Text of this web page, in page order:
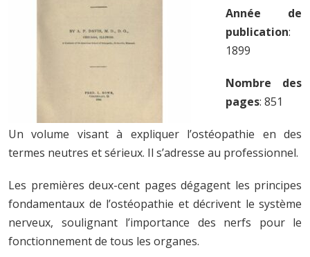
Année de
publication:
1899
Nombre des
pages: 851
Un volume visant à expliquer l’ostéopathie en des
termes neutres et sérieux. Il s’adresse au professionnel.
Les premières deux-cent pages dégagent les principes
fondamentaux de l’ostéopathie et décrivent le système
nerveux, soulignant l’importance des nerfs pour le
fonctionnement de tous les organes.